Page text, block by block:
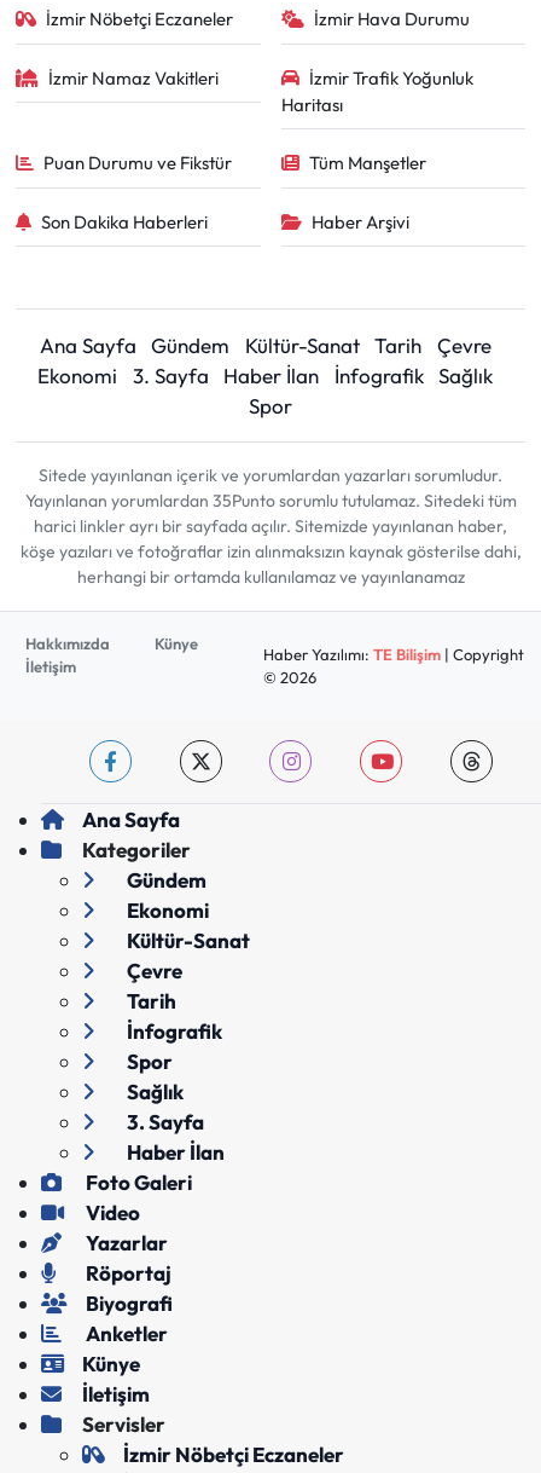
İzmir Nöbetçi Eczaneler İzmir Hava Durumu
İzmir Namaz Vakitleri
İzmir Trafik Yoğunluk
Haritası
Puan Durumu ve Fikstür Tüm Manşetler
Son Dakika Haberleri Haber Arşivi
Ana Sayfa Gündem Kültür-Sanat Tarih
Çevre
Ekonomi
3. Sayfa Haber İlan İnfografik Sağlık
Spor
Sitede yayınlanan içerik ve yorumlardan yazarları sorumludur.
Yayınlanan yorumlardan 35Punto sorumlu tutulamaz. Sitedeki tüm
harici linkler ayrı bir sayfada açılır. Sitemizde yayınlanan haber,
köşe yazıları ve fotoğraflar izin alınmaksızın kaynak gösterilse dahi,
herhangi bir ortamda kullanılamaz ve yayınlanamaz
Hakkımızda
Künye
İletişim
Haber Yazılımı: TE Bilişim| Copyright
© 2026
Ana Sayfa
Kategoriler
Gündem
Ekonomi
Kültür-Sanat
Çevre
Tarih
İnfografik
Spor
Sağlık
3. Sayfa
Haber İlan
Foto Galeri
Video
Yazarlar
Röportaj
Biyografi
Anketler
Künye
İletişim
Servisler
İzmir Nöbetçi Eczaneler